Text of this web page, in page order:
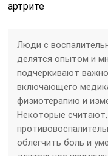
артрите
Люди с
делятся опытом и
подчеркивают
включающего
физиотерапию и
Некоторые
облегчить боль и